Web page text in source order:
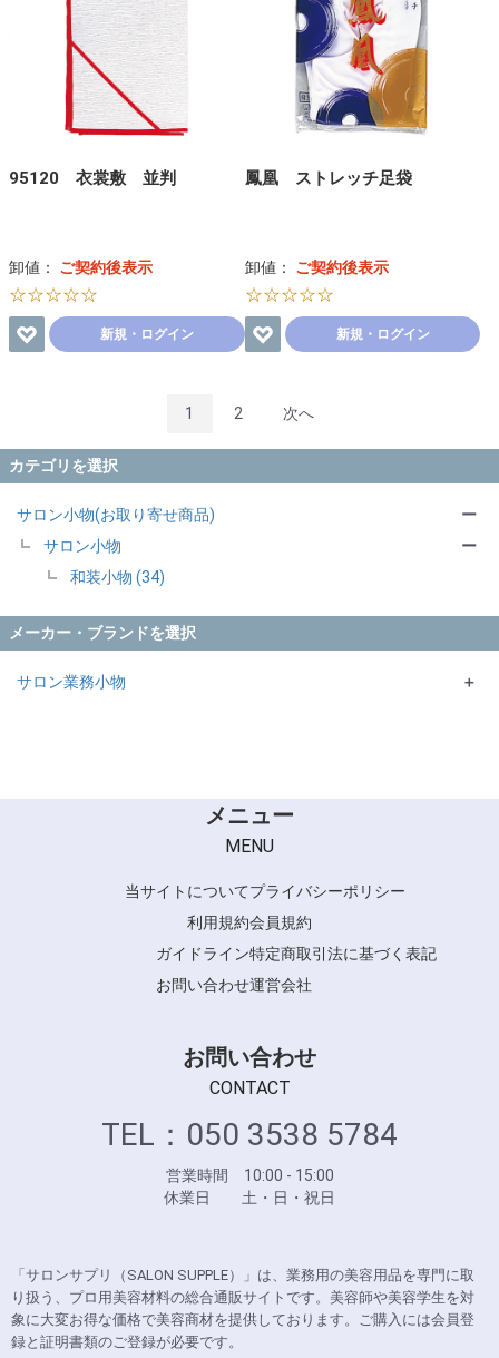
カテゴリを選択
サロン小物(お取り寄せ商品)
サロン小物
和装小物 (34)
ー
ー
メーカー・ブランドを選択
サロン業務小物
＋
95120 衣裳敷 並判
卸値： ご契約後表示
☆☆☆☆☆
新規・ログイン
鳳凰 ストレッチ足袋
卸値： ご契約後表示
☆☆☆☆☆
新規・ログイン
1 2 次へ
メニュー
MENU
当サイトについてプライバシーポリシー
利用規約会員規約
ガイドライン特定商取引法に基づく表記
お問い合わせ運営会社
お問い合わせ
CONTACT
TEL：050 3538 5784
営業時間 10:00 - 15:00
休業日 土・日・祝日
「サロンサプリ（SALON SUPPLE）」は、業務用の美容用品を専門に取
り扱う、プロ用美容材料の総合通販サイトです。美容師や美容学生を対
象に大変お得な価格で美容商材を提供しております。ご購入には会員登
録と証明書類のご登録が必要です。